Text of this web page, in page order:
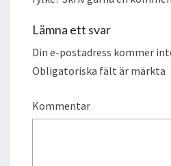
Lämna ett svar
Din e-postadress kommer
Obligatoriska fält är märkta
Kommentar